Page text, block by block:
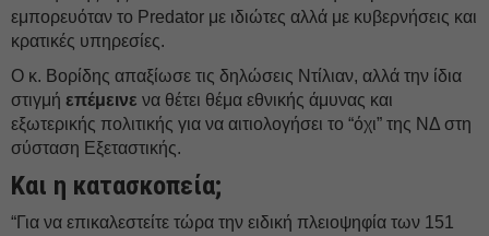
εμπορευόταν το Predator με ιδιώτες αλλά με κυβερνήσεις και
κρατικές υπηρεσίες.
Ο κ. Βορίδης απαξίωσε τις δηλώσεις Ντίλιαν, αλλά την ίδια
στιγμή επέμεινε να θέτει θέμα εθνικής άμυνας και
εξωτερικής πολιτικής για να αιτιολογήσει το “όχι” της ΝΔ στη
σύσταση Εξεταστικής.
Και η κατασκοπεία;
“Για να επικαλεστείτε τώρα την ειδική πλειοψηφία των 151